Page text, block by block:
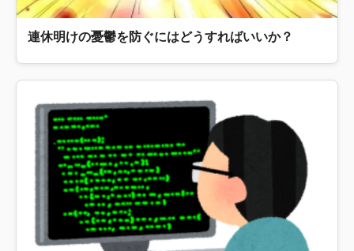
連休明けの憂鬱を防ぐにはどうすればいいか？